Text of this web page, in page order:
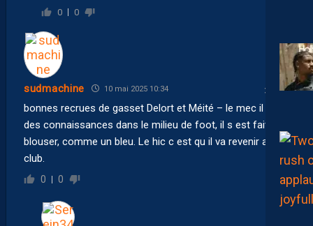
0 0
sudmachine 10 mai 2025 10:34
bonnes recrues de gasset Delort et Méité – le mec il a
des connaissances dans le milieu de foot, il s est fait
blouser, comme un bleu. Le hic c est qu il va revenir au
club.
0 0